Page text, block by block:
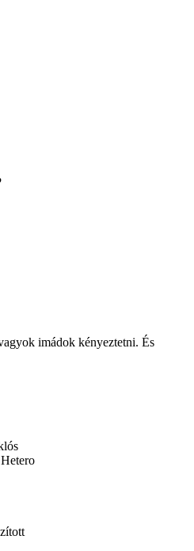
imádok kényeztetni. És
Hetero